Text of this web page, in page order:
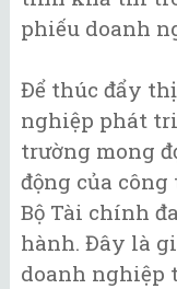
phiếu doanh
Để thúc đẩy
nghiệp phát
trường mong
động của
Bộ Tài chính
hành. Đây là
doanh nghiệp